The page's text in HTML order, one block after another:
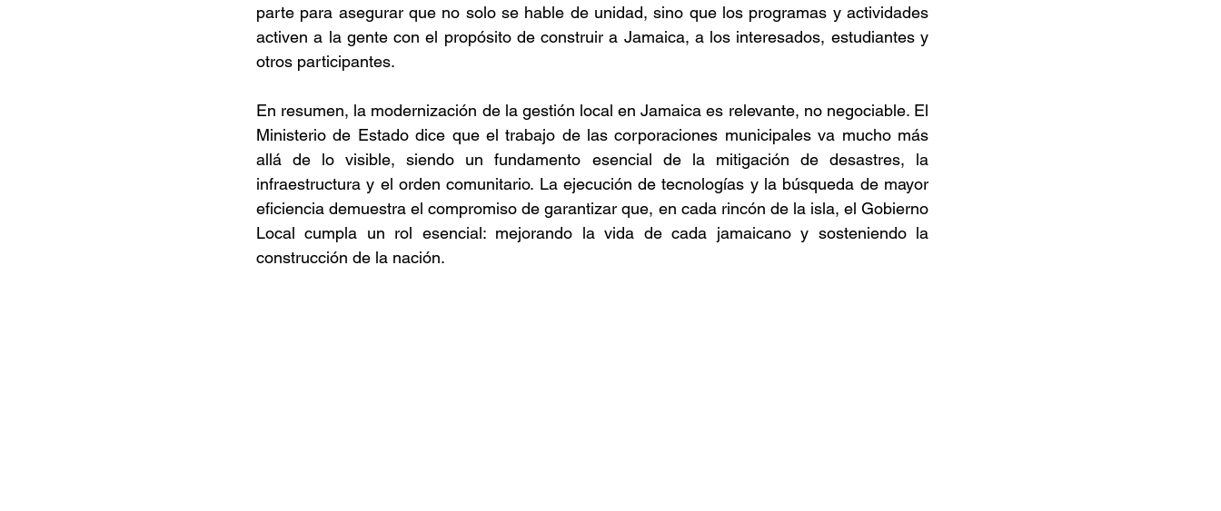
parte para asegurar que no solo se hable de unidad, sino que los programas y actividades
activen a la gente con el propósito de construir a Jamaica, a los interesados, estudiantes y
otros participantes.
En resumen, la modernización de la gestión local en Jamaica es relevante, no negociable. El
Ministerio de Estado dice que el trabajo de las corporaciones municipales va mucho más
allá de lo visible, siendo un fundamento esencial de la mitigación de desastres, la
infraestructura y el orden comunitario. La ejecución de tecnologías y la búsqueda de mayor
eficiencia demuestra el compromiso de garantizar que, en cada rincón de la isla, el Gobierno
Local cumpla un rol esencial: mejorando la vida de cada jamaicano y sosteniendo la
construcción de la nación.